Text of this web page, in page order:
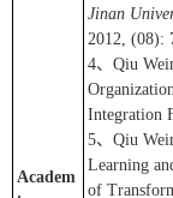
Academ
Jinan
2012, (08):
4、Qiu
Integration
5、Qiu
Learning
of